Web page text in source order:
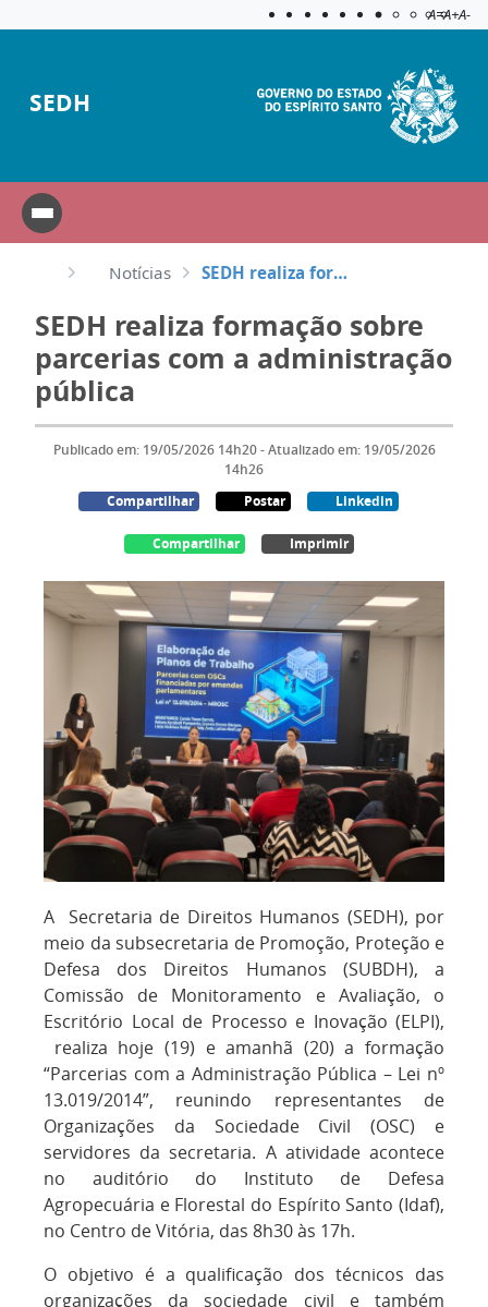
Aplicar
A=A+A-
SEDH
Notícias SEDH realiza formação sobre parcerias com a administração pública
SEDH realiza formação sobre
parcerias com a administração
pública
Publicado em: 19/05/2026 14h20 - Atualizado em: 19/05/2026
14h26
Compartilhar
Postar Linkedin
Compartilhar Imprimir
A Secretaria de Direitos Humanos (SEDH), por
meio da subsecretaria de Promoção, Proteção e
Defesa dos Direitos Humanos (SUBDH), a
Comissão de Monitoramento e Avaliação, o
Escritório Local de Processo e Inovação (ELPI),
realiza hoje (19) e amanhã (20) a formação
“Parcerias com a Administração Pública – Lei nº
13.019/2014”, reunindo representantes de
Organizações da Sociedade Civil (OSC) e
servidores da secretaria. A atividade acontece
no auditório do Instituto de Defesa
Agropecuária e Florestal do Espírito Santo (Idaf),
no Centro de Vitória, das 8h30 às 17h.
O objetivo é a qualificação dos técnicos das
organizações da sociedade civil e também